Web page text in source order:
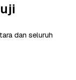
dan seluruh